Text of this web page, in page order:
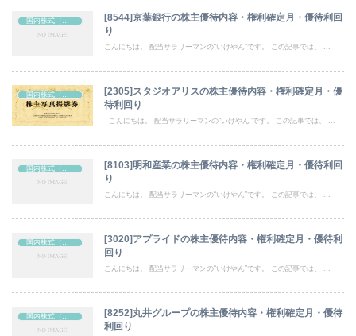
国内株式（株主優待）
[8544]京葉銀行の株主優待内容・権利確定月・優待利回
り
こんにちは。 配当サラリーマンの“いけやん”です。 この記事では、 ...
国内株式（株主優待）
[2305]スタジオアリスの株主優待内容・権利確定月・優
待利回り
こんにちは。 配当サラリーマンの“いけやん”です。 この記事では、 ...
国内株式（株主優待）
[8103]明和産業の株主優待内容・権利確定月・優待利回
り
こんにちは。 配当サラリーマンの“いけやん”です。 この記事では、 ...
国内株式（株主優待）
[3020]アプライドの株主優待内容・権利確定月・優待利
回り
こんにちは。 配当サラリーマンの“いけやん”です。 この記事では、 ...
国内株式（株主優待）
[8252]丸井グループの株主優待内容・権利確定月・優待
利回り